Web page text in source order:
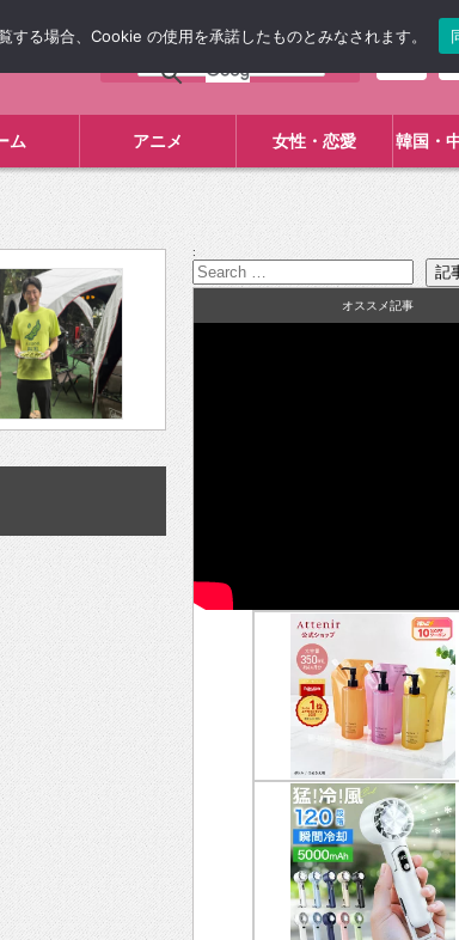
ム アニメ 女性・恋愛 韓国・
:
オススメ記事
る場合、Cookie の使用を承諾したものとみなされます。